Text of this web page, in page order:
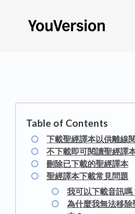
下載聖經譯本以供離線
不下載即可閱讀聖經譯
刪除已下載的聖經譯本
聖經譯本下載常見問題
我可以下載音訊嗎
為什麼我無法移除